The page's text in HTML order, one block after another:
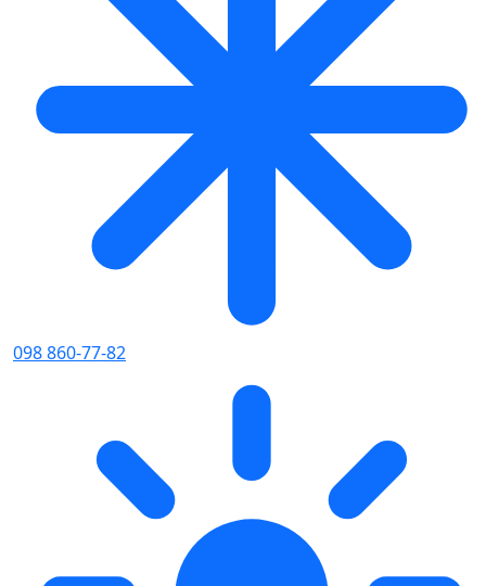
098 860-77-82